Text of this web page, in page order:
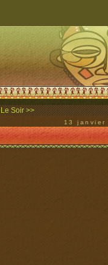
Soir >>
13 janvier